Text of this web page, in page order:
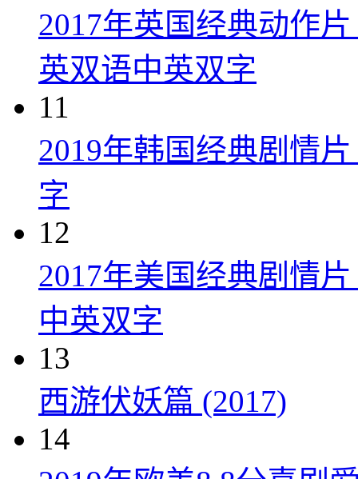
2017年英国经典动作
英双语中英双字
11
2019年韩国经典剧情
字
12
2017年美国经典剧情
中英双字
13
西游伏妖篇 (2017)
14